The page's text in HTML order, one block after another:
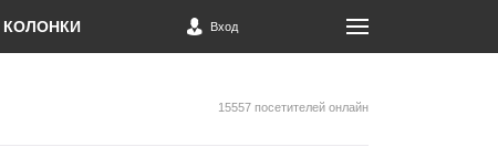
КОЛОНКИ Вход
15557 посетителей онлайн